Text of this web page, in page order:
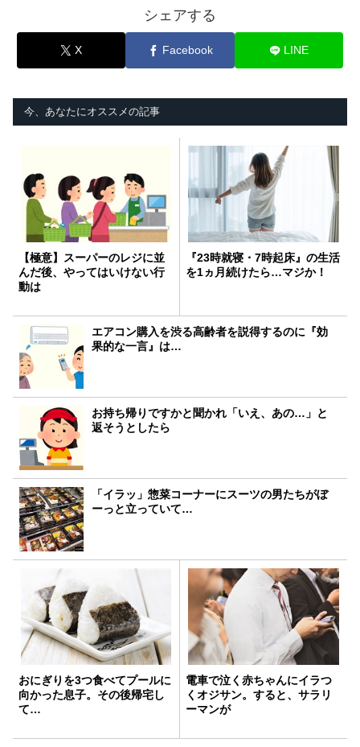
シェアする
X Facebook LINE
今、あなたにオススメの記事
【極意】スーパーのレジに並
んだ後、やってはいけない行
動は
『23時就寝・7時起床』の生活
を1ヵ月続けたら…マジか！
エアコン購入を渋る高齢者を説得するのに『効
果的な一言』は…
お持ち帰りですかと聞かれ「いえ、あの…」と
返そうとしたら
「イラッ」惣菜コーナーにスーツの男たちがぼ
ーっと立っていて…
おにぎりを3つ食べてプールに
向かった息子。その後帰宅し
て…
電車で泣く赤ちゃんにイラつ
くオジサン。すると、サラリ
ーマンが